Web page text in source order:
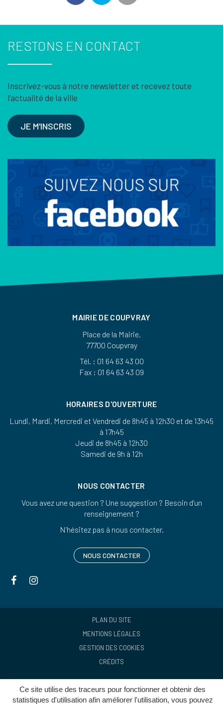
Ce site utilise des traceurs pour fonctionner et obtenir des
statistiques d'utilisation afin améliorer l'utilisation, vous pouvez
RESTONS EN CONTACT
Inscrivez-vous à notre newsletter et recevez toute
l’actualité de la ville
JE M'INSCRIS
MAIRIE DE COUPVRAY
Place de la Mairie,
77700 Coupvray
Tél. : 01 64 63 43 00
Fax : 01 64 63 43 09
HORAIRES D'OUVERTURE
Lundi, Mardi, Mercredi et Vendredi de 8h45 à 12h30 et de 13h45
à 17h45
Jeudi de 8h45 à 12h30
Samedi de 9h à 12h
NOUS CONTACTER
Vous avez une question ? Une suggestion ? Besoin d’un
renseignement ?
N’hésitez pas à nous contacter.
NOUS CONTACTER
Lien
le
le
PLAN DU SITE
MENTIONS LÉGALES
GESTION DES COOKIES
CRÉDITS